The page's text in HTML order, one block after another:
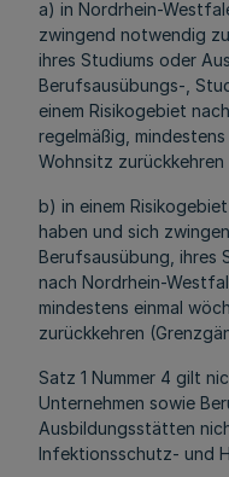
a) in Nordrhein-
zwingend notwendig
ihres Studiums oder
Berufsausübungs-,
einem Risikogebiet
regelmäßig,
Wohnsitz
b) in einem
haben und sich
Berufsausübung, ihres
nach Nordrhein-
mindestens einmal
zurückkehren
Satz 1 Nummer 4 gilt
Unternehmen sowie
Ausbildungsstätten
Infektionsschutz- und